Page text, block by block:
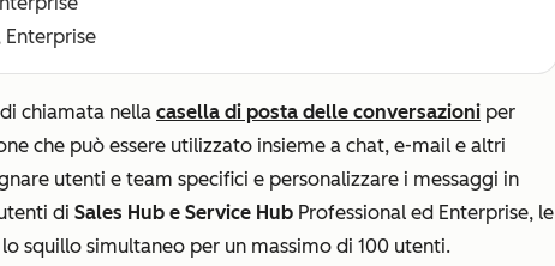
Enterprise
chiamata nella casella di posta delle conversazioni per
che può essere utilizzato insieme a chat, e-mail e altri
utenti e team specifici e personalizzare i messaggi in
di Sales Hub e Service Hub Professional ed Enterprise, le
squillo simultaneo per un massimo di 100 utenti.